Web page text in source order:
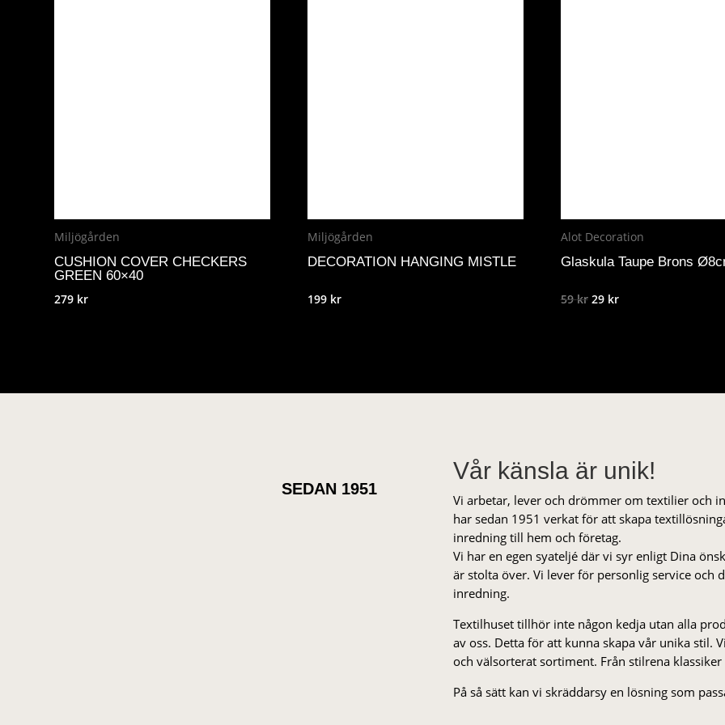
Miljögården
CUSHION COVER CHECKERS
GREEN 60×40
279 kr
Miljögården
DECORATION HANGING MISTLE
199 kr
Alot Decoration
Glaskula Taupe Brons
59kr Det
29 krDet
SEDAN 1951
Vår känsla är unik!
Vi arbetar, lever och drömmer om textilier och
har sedan 1951 verkat för att skapa
inredning till hem och företag.
Vi har en egen syateljé där vi syr enligt Dina
är stolta över. Vi lever för personlig service och
inredning.
Textilhuset tillhör inte någon kedja utan alla
av oss. Detta för att kunna skapa vår unika stil.
och välsorterat sor­ti­ment. Från stil­rena
På så sätt kan vi skräddarsy en lösning som